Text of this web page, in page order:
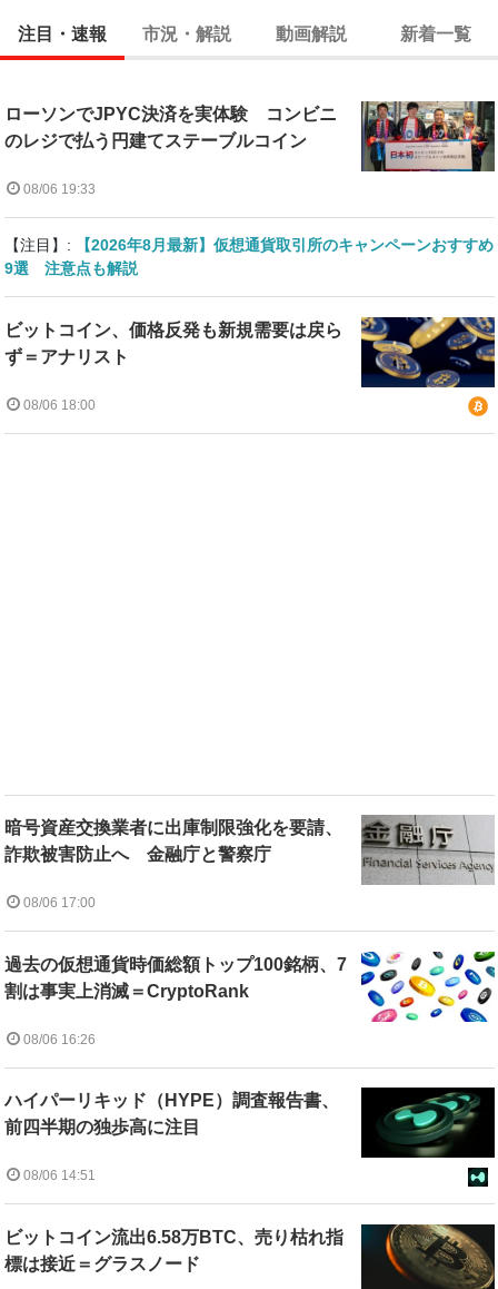
注目・速報 市況・解説 動画解説 新着一覧
ローソンでJPYC決済を実体験 コンビニ
のレジで払う円建てステーブルコイン
08/06 19:33
【注目】:
【2026年8月最新】仮想通貨取引所のキャンペーンおすすめ
9選 注意点も解説
ビットコイン、価格反発も新規需要は戻ら
ず＝アナリスト
08/06 18:00
暗号資産交換業者に出庫制限強化を要請、
詐欺被害防止へ 金融庁と警察庁
08/06 17:00
過去の仮想通貨時価総額トップ100銘柄、7
割は事実上消滅＝CryptoRank
08/06 16:26
ハイパーリキッド（HYPE）調査報告書、
前四半期の独歩高に注目
08/06 14:51
ビットコイン流出6.58万BTC、売り枯れ指
標は接近＝グラスノード